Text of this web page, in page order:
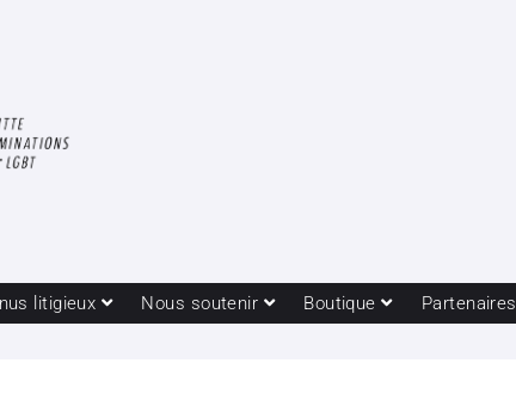
litigieux Nous soutenir Boutique Partenaires